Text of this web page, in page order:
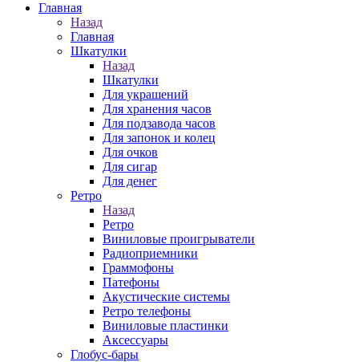
Главная
Назад
Главная
Шкатулки
Назад
Шкатулки
Для украшений
Для хранения часов
Для подзавода часов
Для запонок и колец
Для очков
Для сигар
Для денег
Ретро
Назад
Ретро
Виниловые проигрыватели
Радиоприемники
Граммофоны
Патефоны
Акустические системы
Ретро телефоны
Виниловые пластинки
Аксессуары
Глобус-бары